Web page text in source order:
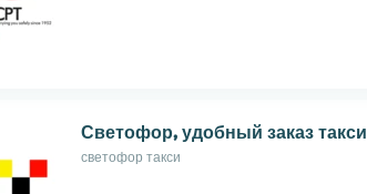
Светофор, удобный заказ такси
светофор такси